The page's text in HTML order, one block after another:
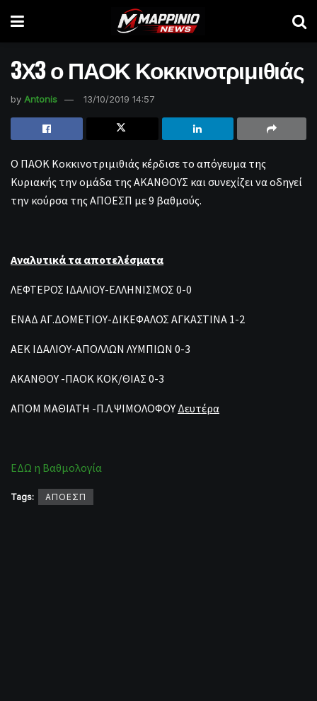
3Χ3 ο ΠΑΟΚ Κοκκινοτριμιθιάς
by Antonis 13/10/2019 14:57
Ο ΠΑΟΚ Κοκκινοτριμιθιάς κέρδισε το απόγευμα της
Κυριακής την ομάδα της ΑΚΑΝΘΟΥΣ και συνεχίζει να οδηγεί
την κούρσα της ΑΠΟΕΣΠ με 9 βαθμούς.
Αναλυτικά τα αποτελέσματα
ΛΕΦΤΕΡΟΣ ΙΔΑΛΙΟΥ-ΕΛΛΗΝΙΣΜΟΣ 0-0
ΕΝΑΔ ΑΓ.ΔΟΜΕΤΙΟΥ-ΔΙΚΕΦΑΛΟΣ ΑΓΚΑΣΤΙΝΑ 1-2
ΑΕΚ ΙΔΑΛΙΟΥ-ΑΠΟΛΛΩΝ ΛΥΜΠΙΩΝ 0-3
ΑΚΑΝΘΟΥ -ΠΑΟΚ ΚΟΚ/ΘΙΑΣ 0-3
ΑΠΟΜ ΜΑΘΙΑΤΗ -Π.Λ.ΨΙΜΟΛΟΦΟΥ Δευτέρα
ΕΔΩ η Βαθμολογία
Tags: ΑΠΟΕΣΠ